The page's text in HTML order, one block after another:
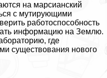
на марсианский
с мутирующими
работоспособность
информацию на Землю.
где
существования нового